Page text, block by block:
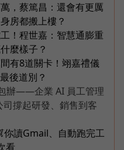
，蔡篤昌：還會有更厲
房都搬上樓？
！程世嘉：智慧通膨重
麼樣子？
有8道關卡！翊嘉禮儀
後道別？
辦——企業 AI 員工管理
撐起研發、銷售到客
讀Gmail、自動跑完工
看